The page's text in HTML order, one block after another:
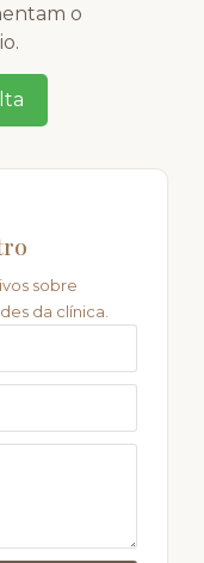
o
sobre
da clínica.